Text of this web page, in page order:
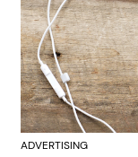
ADVERTISING